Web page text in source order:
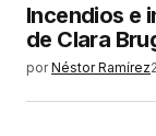
Incendios e
de Clara
por Néstor Ramírez